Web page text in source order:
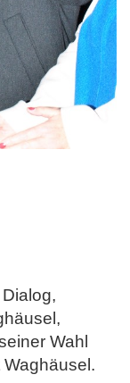
Wahl